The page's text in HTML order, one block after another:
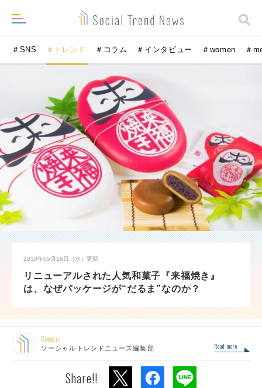
＃SNS ＃トレンド ＃コラム ＃インタビュー ＃women ＃
2018年05月16日（水） 更新
リニューアルされた人気和菓子『来福焼き』
は、なぜパッケージが“だるま”なのか？
Creator
ソーシャルトレンドニュース編集部 Read more
Share!!